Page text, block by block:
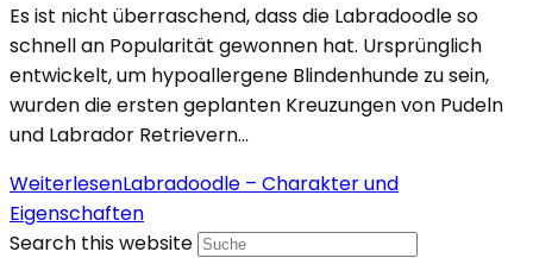
Es ist nicht überraschend, dass die Labradoodle so
schnell an Popularität gewonnen hat. Ursprünglich
entwickelt, um hypoallergene Blindenhunde zu sein,
wurden die ersten geplanten Kreuzungen von Pudeln
und Labrador Retrievern…
WeiterlesenLabradoodle – Charakter und
Eigenschaften
Search this website